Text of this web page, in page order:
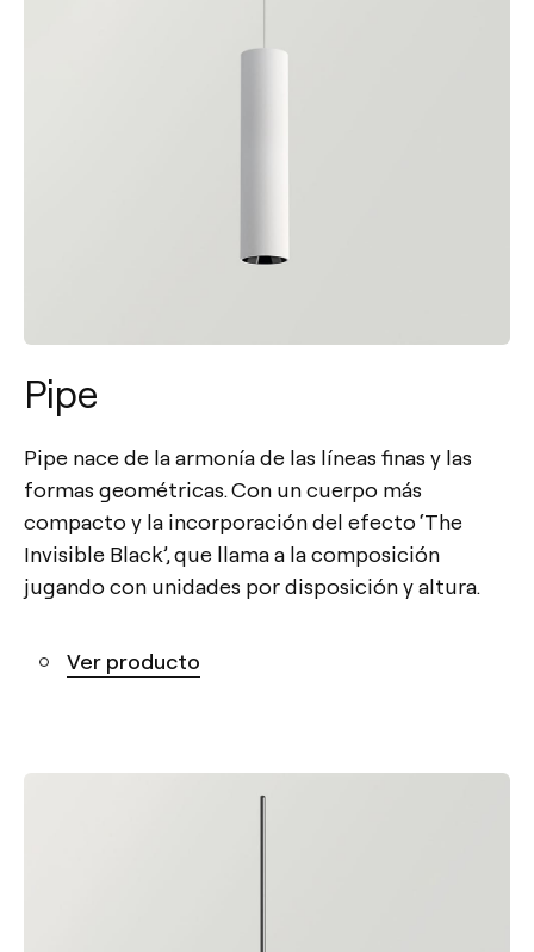
Pipe
Pipe nace de la armonía de las líneas finas y las
formas geométricas. Con un cuerpo más
compacto y la incorporación del efecto ‘The
Invisible Black’, que llama a la composición
jugando con unidades por disposición y altura.
Ver producto